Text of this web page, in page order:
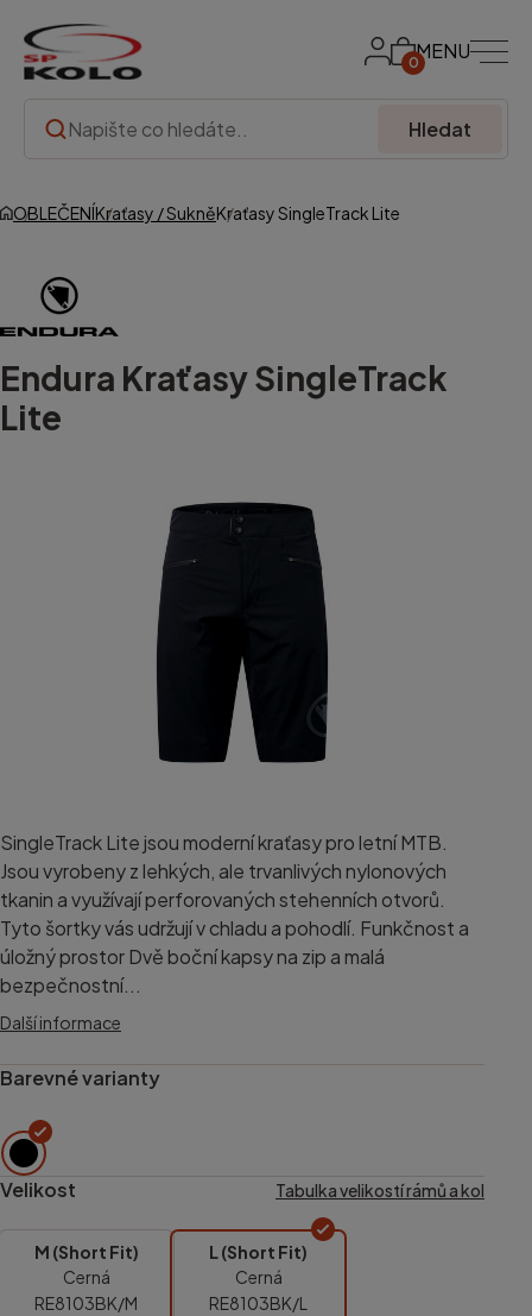
0MENU
Hledat
OBLEČENÍKraťasy / SukněKraťasy SingleTrack Lite
Endura Kraťasy SingleTrack
Lite
SingleTrack Lite jsou moderní kraťasy pro letní MTB.
Jsou vyrobeny z lehkých, ale trvanlivých nylonových
tkanin a využívají perforovaných stehenních otvorů.
Tyto šortky vás udržují v chladu a pohodlí. Funkčnost a
úložný prostor Dvě boční kapsy na zip a malá
bezpečnostní...
Další informace
Barevné varianty
Velikost Tabulka velikostí rámů a kol
M (Short Fit)
Cerná
RE8103BK/M
L (Short Fit)
Cerná
RE8103BK/L